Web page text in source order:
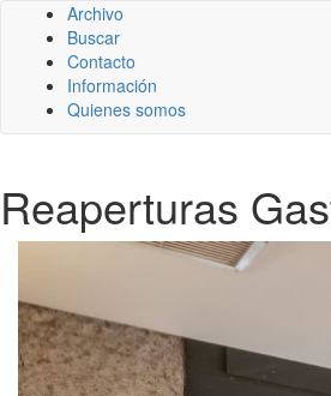
Archivo
Buscar
Contacto
Información
Quienes somos
Reaperturas